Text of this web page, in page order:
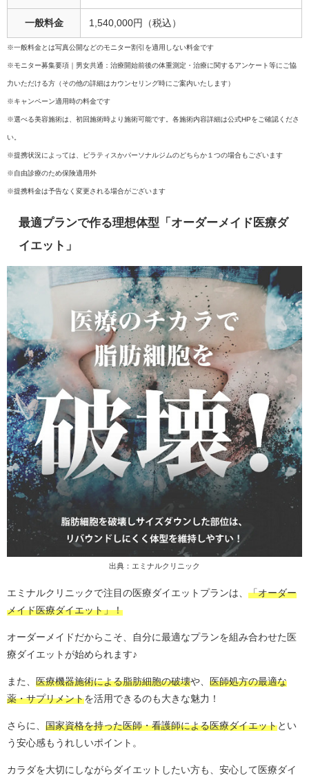
一般料金 1,540,000円（税込）
※一般料金とは写真公開などのモニター割引を適用しない料金です
※モニター募集要項｜男女共通：治療開始前後の体重測定・治療に関するアンケート等にご協
力いただける方（その他の詳細はカウンセリング時にご案内いたします）
※キャンペーン適用時の料金です
※選べる美容施術は、初回施術時より施術可能です。各施術内容詳細は公式HPをご確認くださ
い。
※提携状況によっては、ピラティスかパーソナルジムのどちらか１つの場合もございます
※自由診療のため保険適用外
※提携料金は予告なく変更される場合がございます
最適プランで作る理想体型「オーダーメイド医療ダ
イエット」
出典：エミナルクリニック
エミナルクリニックで注目の医療ダイエットプランは、 「オーダー
メイド医療ダイエット」！
オーダーメイドだからこそ、自分に最適なプランを組み合わせた医
療ダイエットが始められます♪
また、 医療機器施術による脂肪細胞の破壊や、 医師処方の最適な
薬・サプリメントを活用できるのも大きな魅力！
さらに、 国家資格を持った医師・看護師による医療ダイエットとい
う安心感もうれしいポイント。
カラダを大切にしながらダイエットしたい方も、安心して医療ダイ